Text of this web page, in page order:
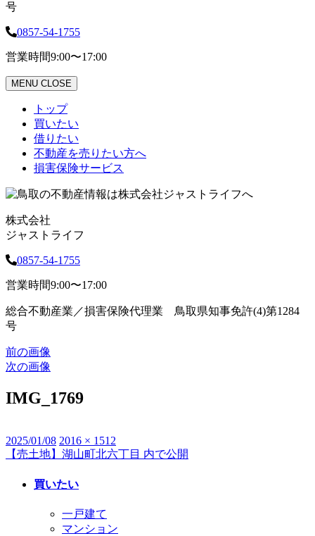
号
0857-54-1755
営業時間9:00〜17:00
MENU CLOSE
トップ
買いたい
借りたい
不動産を売りたい方へ
損害保険サービス
株式会社
ジャストライフ
0857-54-1755
営業時間9:00〜17:00
総合不動産業／損害保険代理業 鳥取県知事免許(4)第1284
号
前の画像
次の画像
IMG_1769
投
稿
2025/01/08 フ
ル
イ
2016 × 1512
投
【売土地】湖山町北六丁目 内で公開
買いたい
一戸建て
マンション